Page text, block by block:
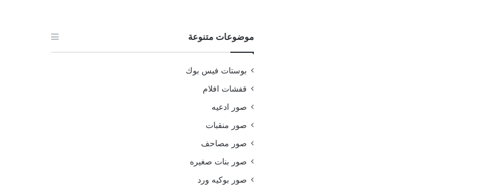
موضوعات متنوعة
بوستات فيس بوك
قفشات افلام
صور ادعيه
صور منقبات
صور مصاحف
صور بنات صغيره
صور بوكيه ورد